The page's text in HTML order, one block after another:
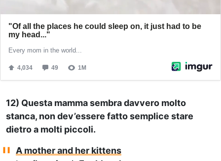
12) Questa mamma sembra davvero molto
stanca, non dev’essere fatto semplice stare
dietro a molti piccoli.
A mother and her kittens